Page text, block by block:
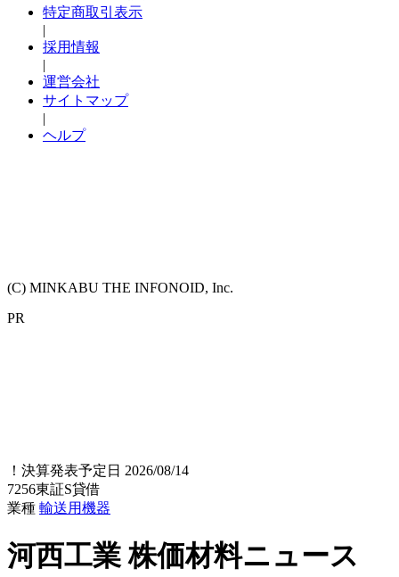
特定商取引表示
|
採用情報
|
運営会社
サイトマップ
|
ヘルプ
(C) MINKABU THE INFONOID, Inc.
PR
！ 決算発表予定日 2026/08/14
7256東証S貸借
業種 輸送用機器
河西工業株価材料ニュース